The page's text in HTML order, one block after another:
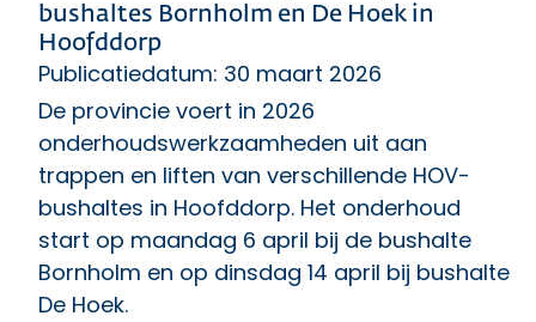
bushaltes Bornholm en De Hoek in
Hoofddorp
Publicatiedatum: 30 maart 2026
De provincie voert in 2026
onderhoudswerkzaamheden uit aan
trappen en liften van verschillende HOV-
bushaltes in Hoofddorp. Het onderhoud
start op maandag 6 april bij de bushalte
Bornholm en op dinsdag 14 april bij bushalte
De Hoek.